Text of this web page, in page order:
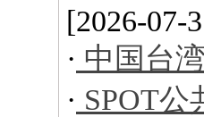
[2026-07-
· 中国台
· SPOT